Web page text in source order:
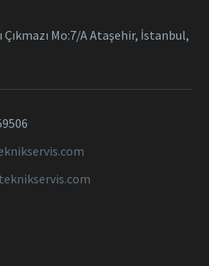
Mo:7/A Ataşehir, İstanbul,